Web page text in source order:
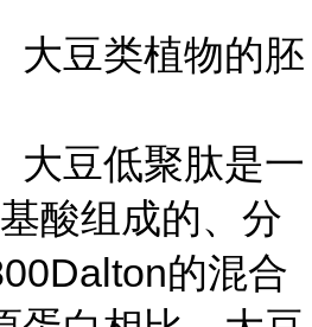
大豆类植物的胚
大豆低聚肽是一
酸组成的、分
的混合